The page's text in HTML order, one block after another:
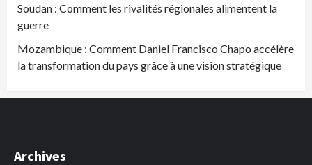
Soudan : Comment les rivalités régionales alimentent la
guerre
Mozambique : Comment Daniel Francisco Chapo accélère
la transformation du pays grâce à une vision stratégique
Archives